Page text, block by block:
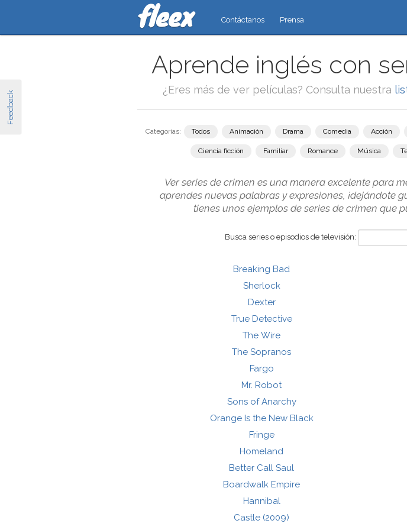
Feedback
Contáctanos Prensa
Aprende inglés con
¿Eres más de ver películas? Consulta nuestra
Categorías: Todos Animación Drama Comedia Acción
Ciencia ficción Familiar Romance Música
Ver series de crimen es una manera excelente para
aprendes nuevas palabras y expresiones, ¡dejándote
tienes unos ejemplos de series de crimen que
Busca series o episodios de televisión:
Breaking Bad
Sherlock
Dexter
True Detective
The Wire
The Sopranos
Fargo
Mr. Robot
Sons of Anarchy
Orange Is the New Black
Fringe
Homeland
Better Call Saul
Boardwalk Empire
Hannibal
Castle (2009)